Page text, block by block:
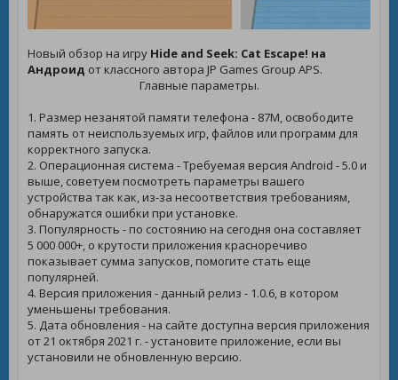
Новый обзор на игру Hide and Seek: Cat Escape! на
Андроид от классного автора JP Games Group APS.
Главные параметры.
1. Размер незанятой памяти телефона - 87M, освободите
память от неиспользуемых игр, файлов или программ для
корректного запуска.
2. Операционная система - Требуемая версия Android - 5.0 и
выше, советуем посмотреть параметры вашего
устройства так как, из-за несоответствия требованиям,
обнаружатся ошибки при установке.
3. Популярность - по состоянию на сегодня она составляет
5 000 000+, о крутости приложения красноречиво
показывает сумма запусков, помогите стать еще
популярней.
4. Версия приложения - данный релиз - 1.0.6, в котором
уменьшены требования.
5. Дата обновления - на сайте доступна версия приложения
от 21 октября 2021 г. - установите приложение, если вы
установили не обновленную версию.